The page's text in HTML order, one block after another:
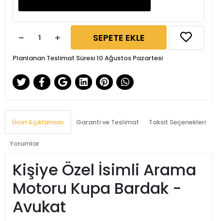
SEPETE EKLE
Planlanan Teslimat Süresi 10 Ağustos Pazartesi
Ürün Açıklaması Garanti ve Teslimat Taksit Seçenekleri
Yorumlar
Kişiye Özel İsimli Arama
Motoru Kupa Bardak -
Avukat